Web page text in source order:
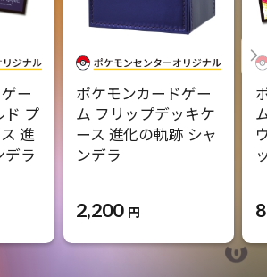
ー
ド プ
進
デラ
ポケモンカードゲー
ム フリップデッキケ
ース 進化の軌跡 シャ
ンデラ
2,200 円